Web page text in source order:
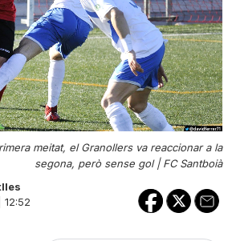
meitat, el Granollers va reaccionar a la
segona, però sense gol |FC Santboià
12:52